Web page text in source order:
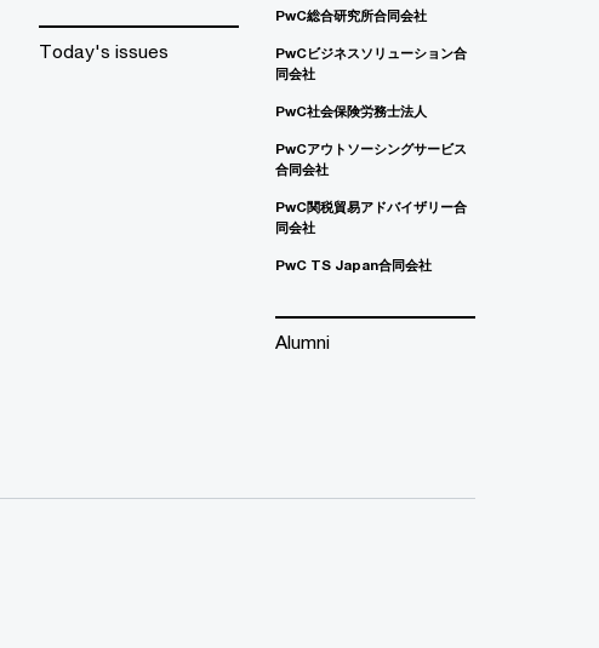
Today's issues
PwC総合研究所合同会社
PwCビジネスソリューション合
同会社
PwC社会保険労務士法人
PwCアウトソーシングサービス
合同会社
PwC関税貿易アドバイザリー合
同会社
PwC TS Japan合同会社
Alumni